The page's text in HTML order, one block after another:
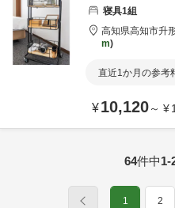
寝具1組
高知県高知市升
m
直近1か月の参考
¥10,120～ ¥
64件中1-
1 2